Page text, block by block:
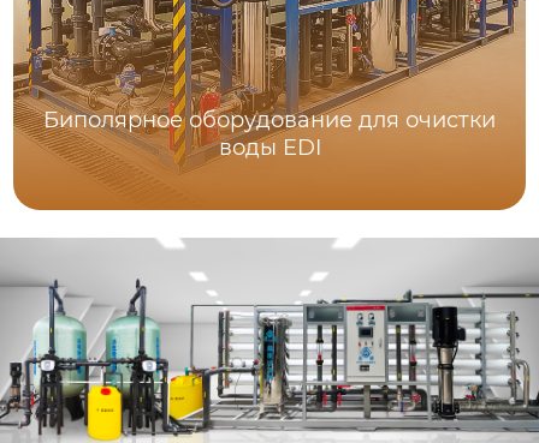
Биполярное оборудование для очистки
воды EDI